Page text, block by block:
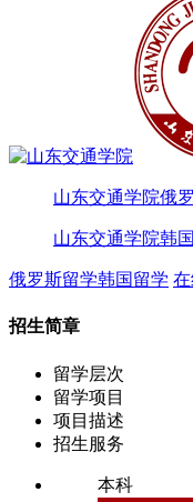
山东交通学院俄
山东交通学院韩
俄罗斯留学韩国留学
招生简章
留学层次
留学项目
项目描述
招生服务
本科